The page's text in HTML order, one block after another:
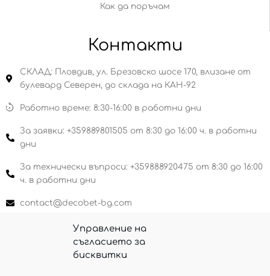
Управление на
съгласието за
бисквитки
Как да поръчам
Контакти
СКЛАД: Пловдив, ул. Брезовско шосе 170, влизане от
булевард Северен, до склада на КАН-92
Работно време: 8:30-16:00 в работни дни
За заявки: +359889801505 от 8:30 до 16:00 ч. в работни
дни
За технически въпроси: +359888920475 от 8:30 до 16:00
ч. в работни дни
contact@decobet-bg.com
Поръчки чрез сайта 24/7 (по всяко време)